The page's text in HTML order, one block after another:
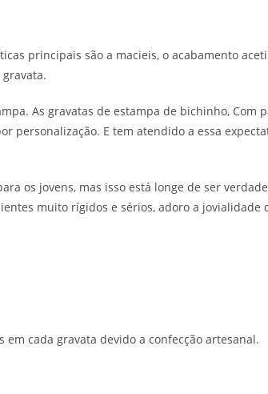
principais são a macieis, o acabamento
As gravatas de estampa de bichinho,
personalização. E tem atendido a essa
os jovens, mas isso está longe de ser
muito rígidos e sérios, adoro a
cada gravata devido a confecção artesanal.